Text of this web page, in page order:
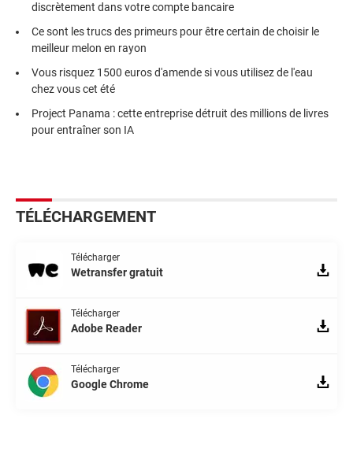
discrètement dans votre compte bancaire
Ce sont les trucs des primeurs pour être certain de choisir le
meilleur melon en rayon
Vous risquez 1500 euros d'amende si vous utilisez de l'eau
chez vous cet été
Project Panama : cette entreprise détruit des millions de livres
pour entraîner son IA
TÉLÉCHARGEMENT
Télécharger
Wetransfer gratuit
Télécharger
Adobe Reader
Télécharger
Google Chrome